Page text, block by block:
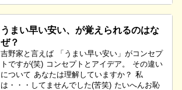
うまい早い安い、が覚えられるのはな
ぜ？
吉野家と言えば 「うまい早い安い」がコンセプ
トですが(笑) コンセプトとアイデア。 その違い
について あなたは理解していますか？ 私
は・・・してませんでした(苦笑) たいへんお恥